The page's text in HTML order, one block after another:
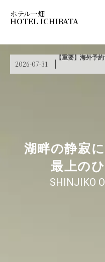
ホテル一畑
HOTEL ICHIBATA
2026-07-31
【重要】海外予
湖畔の静寂
最上の
SHINJIKO